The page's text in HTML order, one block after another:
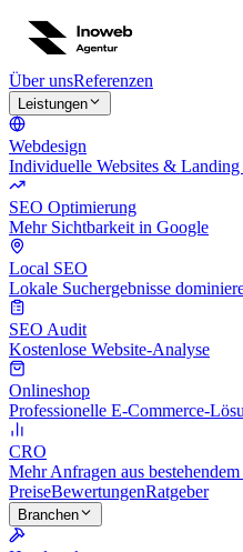
Über unsReferenzen
Leistungen
Webdesign
Individuelle Websites & Landing
SEO Optimierung
Mehr Sichtbarkeit in Google
Local SEO
Lokale Suchergebnisse
SEO Audit
Kostenlose Website-Analyse
Onlineshop
Professionelle E-Commerce-
CRO
Mehr Anfragen aus
PreiseBewertungenRatgeber
Branchen